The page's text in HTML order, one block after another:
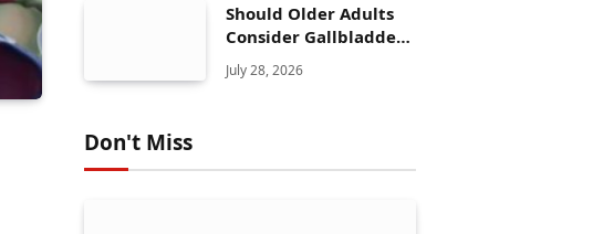
Should Older Adults
Consider Gallbladder
Polyps Removal More
Seriously?
July 28, 2026
Don't Miss